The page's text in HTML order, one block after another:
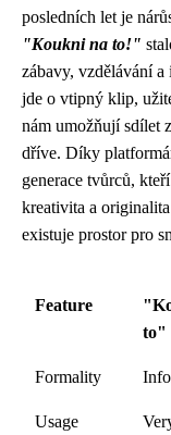
posledních let je
"Koukni na to!"
zábavy, vzdělávání
jde o vtipný klip,
nám umožňují sdílet
dříve. Díky
generace tvůrců,
kreativita a
existuje prostor pro
Feature
to"
Formality
Usage